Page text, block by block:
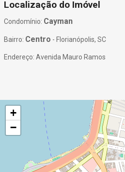
Localização do Imóvel
Condomínio: Cayman
Bairro: Centro - Florianópolis, SC
Endereço: Avenida Mauro Ramos
+
−